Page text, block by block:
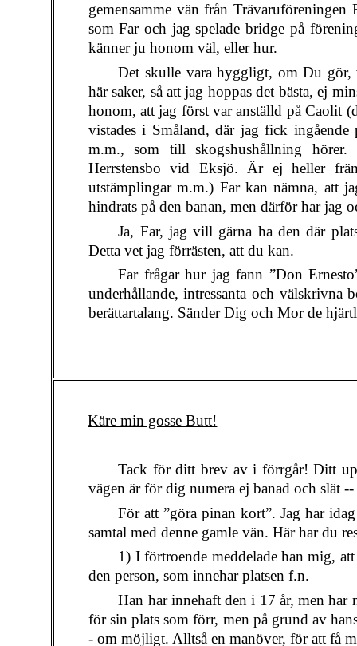
gemensamme vän från
som Far och jag spelade bridge på
känner ju honom väl, eller hur.
Det skulle vara hyggligt, om Du gör,
här saker, så att jag hoppas det bästa, ej
honom, att jag först var anställd på Caolit
vistades i Småland, där jag fick
m.m., som till skogshushållning
Herrstensbo vid Eksjö. Är ej heller
utstämplingar m.m.) Far kan nämna, att
hindrats på den banan, men därför har jag
Ja, Far, jag vill gärna ha den där
Detta vet jag förrästen, att du kan.
Far frågar hur jag fann ”Don
underhållande, intressanta och
berättartalang. Sänder Dig och Mor de
Käre min gosse Butt!
Tack för ditt brev av i förrgår! Ditt
vägen är för dig numera ej banad och slät
För att ”göra pinan kort”. Jag har
samtal med denne gamle vän. Här har du
1) I förtroende meddelade han mig,
den person, som innehar platsen f.n.
Han har innehaft den i 17 år, men
för sin plats som förr, men på grund av
- om möjligt. Alltså en manöver, för att få